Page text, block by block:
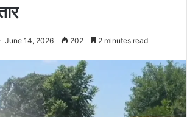
June 14, 2026 202 2 minutes read